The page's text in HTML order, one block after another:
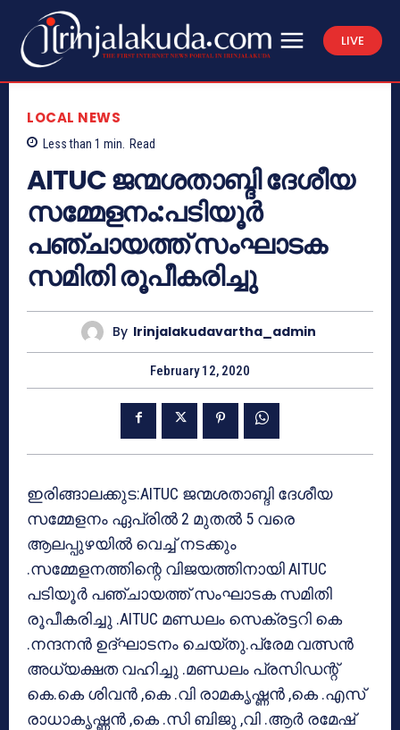
LIVE
LOCAL NEWS
Less than 1 min. Read
AITUC ജന്മശതാബ്ദി ദേശീയ
സമ്മേളനം:പടിയൂര്‍
പഞ്ചായത്ത് സംഘാടക
സമിതി രൂപീകരിച്ചു
By Irinjalakudavartha_admin
February 12, 2020
ഇരിങ്ങാലക്കുട:AITUC ജന്മശതാബ്ദി ദേശീയ
സമ്മേളനം ഏപ്രില്‍ 2 മുതല്‍ 5 വരെ
ആലപ്പുഴയില്‍ വെച്ച് നടക്കും
.സമ്മേളനത്തിന്റെ വിജയത്തിനായി AITUC
പടിയൂര്‍ പഞ്ചായത്ത് സംഘാടക സമിതി
രൂപീകരിച്ചു .AITUC മണ്ഡലം സെക്രട്ടറി കെ
.നന്ദനന്‍ ഉദ്ഘാടനം ചെയ്തു.പ്രേമ വത്സന്‍
അധ്യക്ഷത വഹിച്ചു .മണ്ഡലം പ്രസിഡന്റ്
കെ.കെ ശിവന്‍ ,കെ .വി രാമകൃഷ്ണന്‍ ,കെ .എസ്
രാധാകൃഷ്ണന്‍ ,കെ .സി ബിജു ,വി .ആര്‍ രമേഷ്